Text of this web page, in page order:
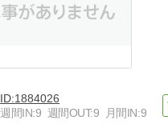
1884026
週間IN:9 週間OUT:9 月間IN:9